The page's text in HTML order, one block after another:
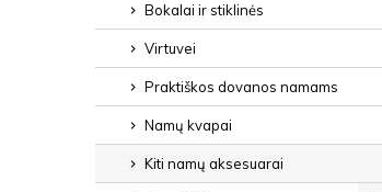
Bokalai ir stiklinės
Virtuvei
Praktiškos dovanos namams
Namų kvapai
Kiti namų aksesuarai